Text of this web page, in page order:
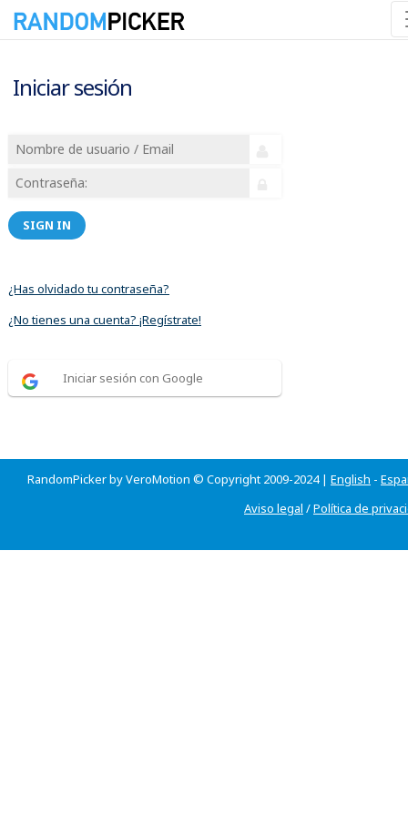
Iniciar sesión
SIGN IN
¿Has olvidado tu contraseña?
¿No tienes una cuenta? ¡Regístrate!
Iniciar sesión con Google
RandomPicker by VeroMotion © Copyright 2009-2024 | English -
Aviso legal /Política de